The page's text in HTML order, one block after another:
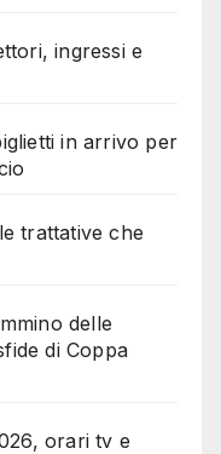
ingressi e
in arrivo per
trattative che
delle
di Coppa
orari tv e